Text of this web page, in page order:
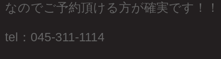
なのでご予約頂ける方が確実です！！
tel：045-311-1114